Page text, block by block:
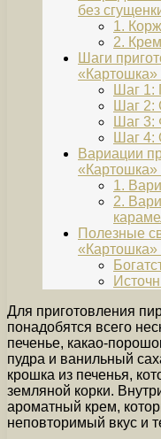
без
1.
2.
Шаги
«Картошка»
Шаг 1:
Шаг 2:
Шаг 3:
Шаг 4:
Вариации
«Картошка»
1.
2.
Полезные
«Картошка»
Для приготовления
понадобятся всего
печенье, какао-
пудра и ванильный
крошка из печенья,
земляной корки.
ароматный крем,
неповторимый вкус и